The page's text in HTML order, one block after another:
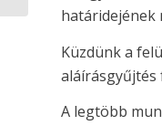
határidejének
Küzdünk a
aláírásgyűjtés
A legtöbb